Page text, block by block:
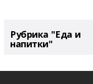
Рубрика "Еда и
напитки"